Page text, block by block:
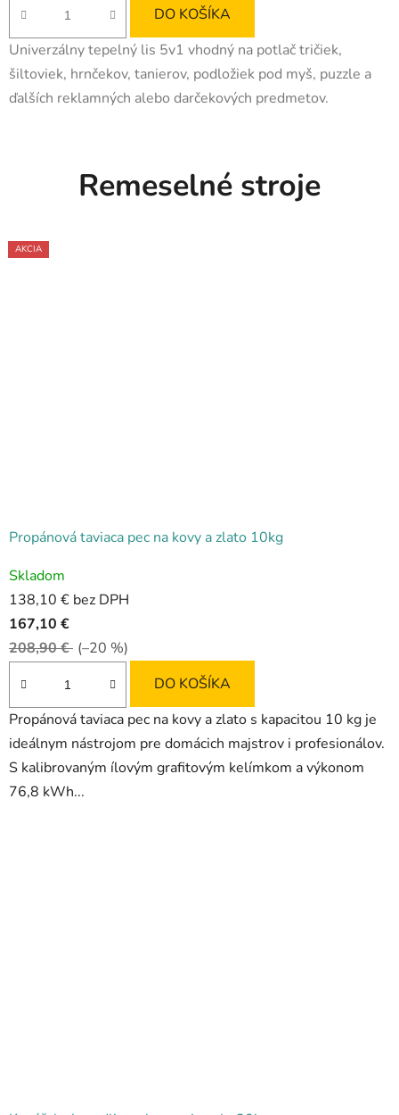
4,7
z
5
hviezdičiek.
DO KOŠÍKA
Univerzálny tepelný lis 5v1 vhodný na potlač tričiek,
šiltoviek, hrnčekov, tanierov, podložiek pod myš, puzzle a
ďalších reklamných alebo darčekových predmetov.
Remeselné stroje
AKCIA
Propánová taviaca pec na kovy a zlato 10kg
hodnotenie
produktu
je
5,0
5
hviezdičiek.
Skladom
138,10 € bez DPH
167,10 €
208,90 € (–20 %)
DO KOŠÍKA
Propánová taviaca pec na kovy a zlato s kapacitou 10 kg je
ideálnym nástrojom pre domácich majstrov i profesionálov.
S kalibrovaným ílovým grafitovým kelímkom a výkonom
76,8 kWh...